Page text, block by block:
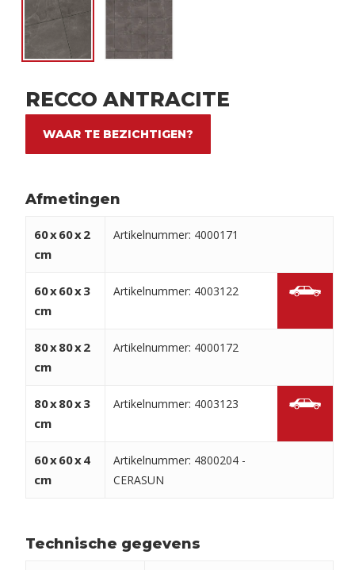
RECCO ANTRACITE
WAAR TE BEZICHTIGEN?
Afmetingen
60x60x2
cm
Artikelnummer: 4000171
60x60x3
cm
Artikelnummer: 4003122
80x80x2
cm
Artikelnummer: 4000172
80x80x3
cm
Artikelnummer: 4003123
60x60x4
cm
Artikelnummer: 4800204 -
CERASUN
Technische gegevens